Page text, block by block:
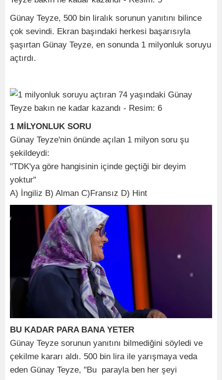
Günay Teyze, 500 bin liralık sorunun yanıtını bilince
çok sevindi. Ekran başındaki herkesi başarısıyla
şaşırtan Günay Teyze, en sonunda 1 milyonluk soruyu
açtırdı.
1 MİLYONLUK SORU
Günay Teyze'nin önünde açılan 1 milyon soru şu
şekildeydi:
"TDK'ya göre hangisinin içinde geçtiği bir deyim
yoktur"
A) İngiliz B) Alman C)Fransız D) Hint
BU KADAR PARA BANA YETER
Günay Teyze sorunun yanıtını bilmediğini söyledi ve
çekilme kararı aldı. 500 bin lira ile yarışmaya veda
eden Günay Teyze, "Bu parayla ben her şeyi